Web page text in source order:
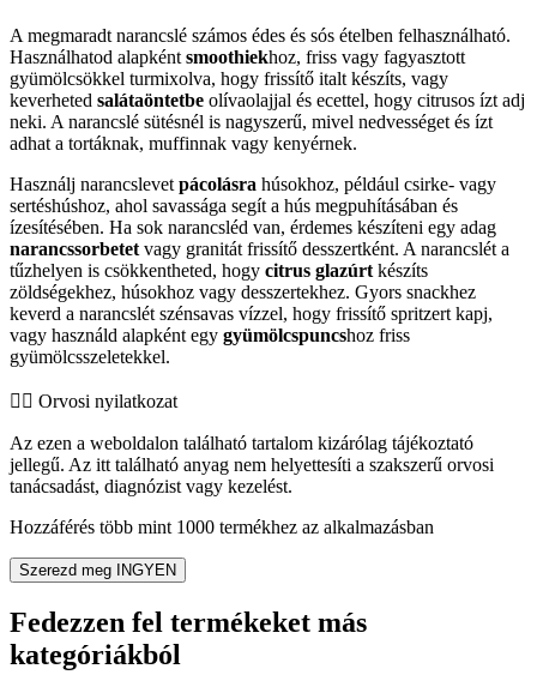
A megmaradt narancslé számos édes és sós ételben felhasználható.
Használhatod alapként smoothiekhoz, friss vagy fagyasztott
gyümölcsökkel turmixolva, hogy frissítő italt készíts, vagy
keverheted salátaöntetbe olívaolajjal és ecettel, hogy citrusos ízt adj
neki. A narancslé sütésnél is nagyszerű, mivel nedvességet és ízt
adhat a tortáknak, muffinnak vagy kenyérnek.
Használj narancslevet pácolásra húsokhoz, például csirke- vagy
sertéshúshoz, ahol savassága segít a hús megpuhításában és
ízesítésében. Ha sok narancsléd van, érdemes készíteni egy adag
narancssorbetet vagy granitát frissítő desszertként. A narancslét a
tűzhelyen is csökkentheted, hogy citrus glazúrt készíts
zöldségekhez, húsokhoz vagy desszertekhez. Gyors snackhez
keverd a narancslét szénsavas vízzel, hogy frissítő spritzert kapj,
vagy használd alapként egy gyümölcspuncshoz friss
gyümölcsszeletekkel.
👨‍⚕️️ Orvosi nyilatkozat
Az ezen a weboldalon található tartalom kizárólag tájékoztató
jellegű. Az itt található anyag nem helyettesíti a szakszerű orvosi
tanácsadást, diagnózist vagy kezelést.
Hozzáférés több mint 1000 termékhez az alkalmazásban
Szerezd meg INGYEN
Fedezzen fel termékeket más
kategóriákból